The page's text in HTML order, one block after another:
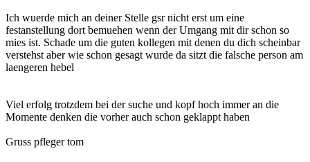
Ich wuerde mich an deiner Stelle gsr nicht erst um eine
festanstellung dort bemuehen wenn der Umgang mit dir schon so
mies ist. Schade um die guten kollegen mit denen du dich scheinbar
verstehst aber wie schon gesagt wurde da sitzt die falsche person am
laengeren hebel
Viel erfolg trotzdem bei der suche und kopf hoch immer an die
Momente denken die vorher auch schon geklappt haben
Gruss pfleger tom